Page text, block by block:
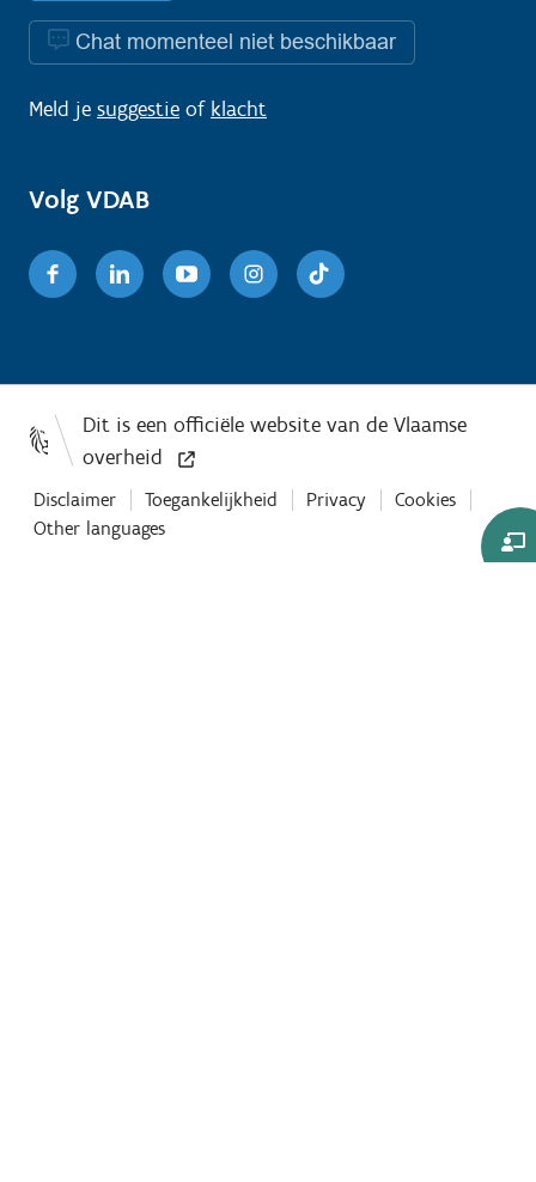
Chat momenteel niet beschikbaar
Meld je suggestie of klacht
Volg VDAB
FacebookLinkedinYoutubeInstagram
Disclaimer Toegankelijkheid Privacy
Cookies
Other languages
Co-